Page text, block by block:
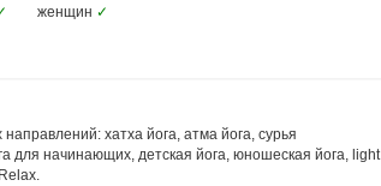
женщин ✓
хатха йога, атма йога, сурья
для начинающих, детская йога, юношеская йога, light